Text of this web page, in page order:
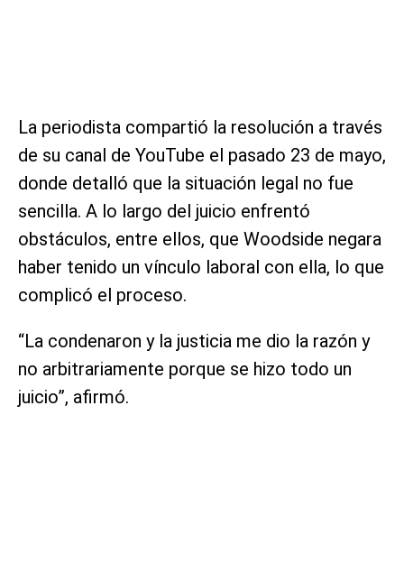
La periodista compartió la resolución a través
de su canal de YouTube el pasado 23 de mayo,
donde detalló que la situación legal no fue
sencilla. A lo largo del juicio enfrentó
obstáculos, entre ellos, que Woodside negara
haber tenido un vínculo laboral con ella, lo que
complicó el proceso.
“La condenaron y la justicia me dio la razón y
no arbitrariamente porque se hizo todo un
juicio”, afirmó.